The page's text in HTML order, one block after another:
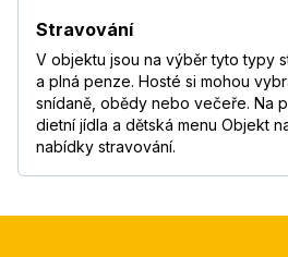
Stravování
V objektu jsou na výběr tyto typy
a plná penze. Hosté si mohou
snídaně, obědy nebo večeře. Na
dietní jídla a dětská menu Objekt
nabídky stravování.